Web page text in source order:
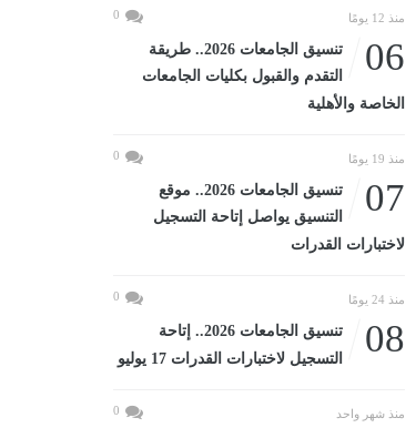
منذ 12 يومًا 0
06
تنسيق الجامعات 2026.. طريقة
التقدم والقبول بكليات الجامعات
الخاصة والأهلية
منذ 19 يومًا 0
07
تنسيق الجامعات 2026.. موقع
التنسيق يواصل إتاحة التسجيل
لاختبارات القدرات
منذ 24 يومًا 0
08
تنسيق الجامعات 2026.. إتاحة
التسجيل لاختبارات القدرات 17 يوليو
منذ شهر واحد 0